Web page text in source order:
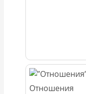
Отношения